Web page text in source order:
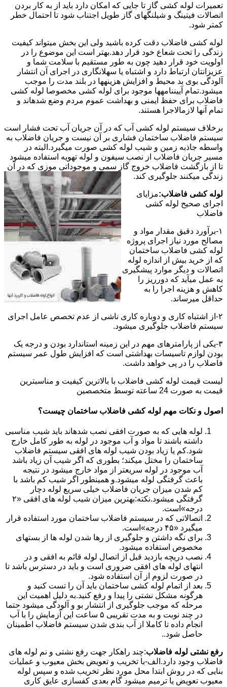
تعمیرات لوله کشی گاز تا جایی که امکان دارد باید از به کار بردن
اتصالات فیتینگ و شیلنگهای گاز طویل اجتناب شود تا احتمال خطر
کمتر شود.
لوله کشی فاضلاب دقت کرده باشید ولی این بخش میتواند کیفیت
زندگی را تحت شعاع خود قرار دهد.بهتر است این موضوع را در
اولویت خود قرار دهید چون به طور مستقیم با سلامت شما و
عزیزانتان ارتباط دارد و اشتباه یا سهلانگاری در اجرای آن انتشار
آلودگی بوی بد محیط و افزایش هزینهها در بلند مدت را موجب
میشود.تمام آییننامهها موجود برای لوله کشی مخصوصا لوله کشی
فاضلاب برای حفظ ایمنی و بهداشت عموم مردم وضع شدهاند و
تمام آنها لازمالاجرا هستند.
برخلاف سیستم لوله کشی آب که در آن جریان آب تحت فشار است
سیستم فاضلاب ساختمان فشاری بر آن نیست و جریان فاضلاب به
واسطه جاذبه زمین و شیب لوله کشی صورت میگیرد.البته در
مسیر جریان فاضلاب از نصب سیفون و لوله تهویه استفاده میشود
تا از بازگشت فاضلاب خروج گاز سمی و موجوداتی موزی که در آن
زندگی میکنند جلوگیری کند.
لوله کشی فاضلاب:مزایای
اجرای صحیح لوله کشی
فاضلاب
۱-برآورد دقیق مقدار مواد و
مصالح مورد نیاز اجرای پروژه
لوله کشی فاضلاب ساختمان
که از خرید بیش از اندازه لوله
اتصالات و دیگر موارد پیشگیری
به عمل میآید که دورریز را
کاهش و هزینه اجرا را به
حداقل میرساند.
۲-از اشتباه کاری و دوباره کاری ناشی از عدم تخصص عامل اجرای
سیستم فاضلاب جلوگیری میشود.
۳-یکی از پارامترهای مهم در این زمینه استاندارد بودن و درجه یک
بودن لوازم تاسیسات بهداشتی است که افزایش طول عمر سیستم
فاضلاب را در پی خواهد داشت.
لیست قیمت لوله کشی فاضلاب با بالاترین کیفیت و مناسبترین
قیمت به صورت 24 ساعته توسط متخصصین
اصول و نکات مهم لوله کشی فاضلاب ساختمان چیست؟
لوله هایی که به صورت افقی نصب شدهاند باید شیب مناسبی
داشته باشند تا مواد و آب موجود در لوله به طور کامل خارج
شود.کم یا زیاد بودن شیب لوله های افقی سیستم فاضلاب
ساختمان را مختل میکند؛ بطوری که اگر شیب آن زیاد باشد
آب موجود در لوله سریعتر از مواد خارج میشود در نتیجه
باعث گرفتگی لوله میشود.و همینطور اگر شیب کم باشد با
کم شدن میزان جریان فاضلاب خیلی سریع لوله دچار
گرفتگی میشود.نکته:بهترین میزان شیب لوله های افقی «۲
درجه»است.
اتصالاتی که در سیستم فاضلاب ساختمان مورد استفاده قرار
میگیرد «۴۵ درجه»است.
برای نگه داشتن و جلوگیری از رها شدن لوله ها از بستهای
مخصوص استفاده میشود.
نصب دریچه بازدید قبل از اتصال لوله قائم به افقی و در
انتهای لوله های افقی ضروری است و باید در دسترس باشد تا
در صورت لزوم از آن استفاده شود.
بعد از اتمام لوله کشی ساختمان باید آن را تست کنید و
هرگونه مشکل نشتی را پیدا و رفع کنید.به دلیل اهمیت این
مرحله که موجب جلوگیری از انتشار بو و آلودگی میشود حتما
در چند نوبت و به مدت تقریبی ۵ ساعت این آزمایش را با آب
انجام داده تا کاملا از آب بندی شدن سیستم فاضلاب اطمینان
حاصل شود..
رفع نشتی لوله فاضلاب:چند راهکار جهت رفع نشتی و نم لوله های
فاضلاب وجود دارد.الف-با تخریب و تعویض بخش معیوب و عملیات
بنایی که در روش ابتدا محل مورد نظر تخریب شده و سپس لوله
معیوب تعویض یا ترمیم میشود گام بعدی کفسازی عایق کاری